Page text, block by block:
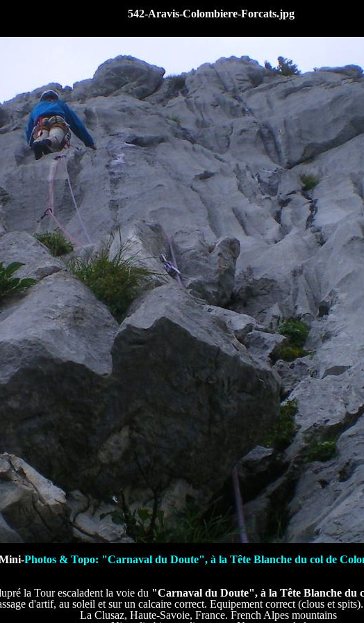
542-Aravis-Colombiere-Forcats.jpg
Photos & Topo: "Carnaval du Doute", à la Tête Blanche du col de
la Tour escaladent la voie du "Carnaval du Doute", à la Tête Blanche du
d'artif, au soleil et sur un calcaire correct. Equipement correct (clous et
La Clusaz, Haute-Savoie, France. French Alpes mountains